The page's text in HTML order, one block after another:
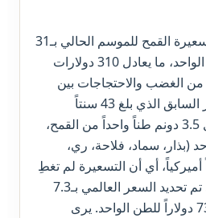
حددت “الإدارة الذاتية” تسعيرة القمح للموسم الحالي بـ31
سنتاً أميركياً للكيلوغرام الواحد، ما يعادل 310 دولارات
الغضب والاحتجاجات بين
الفلاحين، مقارنة بالسعر السابق الذي بلغ 43 سنتاً
للكيلوغرام. فيما ينتج كل 3.5 دونم طناً واحداً من القمح،
(بذار، سماد، فلاحة، ري،
150 دولاراً أميركياً، أي أن التسعيرة لم تغطِ
تكاليف الإنتاج الأساسية. تم تحديد السعر العالمي بـ7.3
سنت للكيلوغرام، أي 730 دولاراً للطن الواحد. يرى